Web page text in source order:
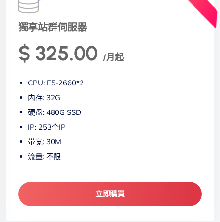
獨享站群伺服器
$ 325.00 /月起
CPU: E5-2660*2
内存: 32G
硬盘: 480G SSD
IP: 253个IP
带宽: 30M
流量: 不限
立即購買